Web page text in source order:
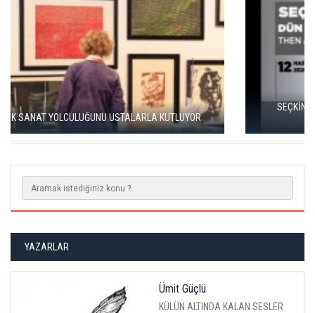
SEÇKİN PİRİM İLE ŞEREFİYE SARNICI'NDA "DÜN İLE BUGÜN"
SERGİSİ
YAZARLAR
Ümit Güçlü
KÜLÜN ALTINDA KALAN SESLER